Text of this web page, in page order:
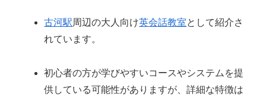
古河駅周辺の大人向け英会話教室として紹介さ
れています。
初心者の方が学びやすいコースやシステムを提
供している可能性がありますが、詳細な特徴は